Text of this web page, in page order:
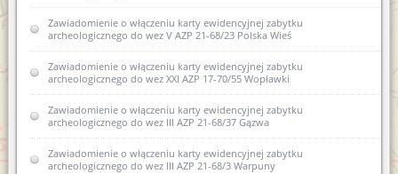
Zawiadomienie o włączeniu do wojewódzkiej ewidencji
zabytków karty ewidencyjnej zabytku archeologicznego
lądowego IIIAZP 16-53/12 Nowe Monasterzysko
Zawiadomienie o włączeniu do wojewódzkiej ewidencji
zabytków karty ewidencyjnej zabytku archeologicznego
lądowego 10 AZP 30-50/63 w Biskupcu
Zawiadomienie o zamiarze włączenia karty ewidencyjnej
zabytku archeologicznego lądowego do Wojewódzkiej
ewidencji zabytków 1 AZP 24-68/11, Borowo, dz. nr 141, obr.
0001
Zawiadomienie o włączeniu karty ewidencyjnej zabytku
archeologicznego do wez V AZP 21-68/23 Polska Wieś
Zawiadomienie o włączeniu karty ewidencyjnej zabytku
archeologicznego do wez XXI AZP 17-70/55 Wopławki
Zawiadomienie o włączeniu karty ewidencyjnej zabytku
archeologicznego do wez III AZP 21-68/37 Gązwa
Zawiadomienie o włączeniu karty ewidencyjnej zabytku
archeologicznego do wez III AZP 21-68/3 Warpuny